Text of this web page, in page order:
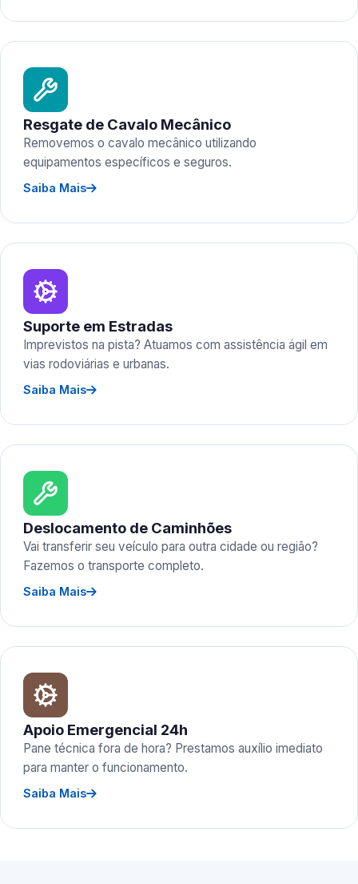
Resgate de Cavalo Mecânico
Removemos o cavalo mecânico utilizando
equipamentos específicos e seguros.
Saiba Mais
Suporte em Estradas
Imprevistos na pista? Atuamos com assistência ágil em
vias rodoviárias e urbanas.
Saiba Mais
Deslocamento de Caminhões
Vai transferir seu veículo para outra cidade ou região?
Fazemos o transporte completo.
Saiba Mais
Apoio Emergencial 24h
Pane técnica fora de hora? Prestamos auxílio imediato
para manter o funcionamento.
Saiba Mais